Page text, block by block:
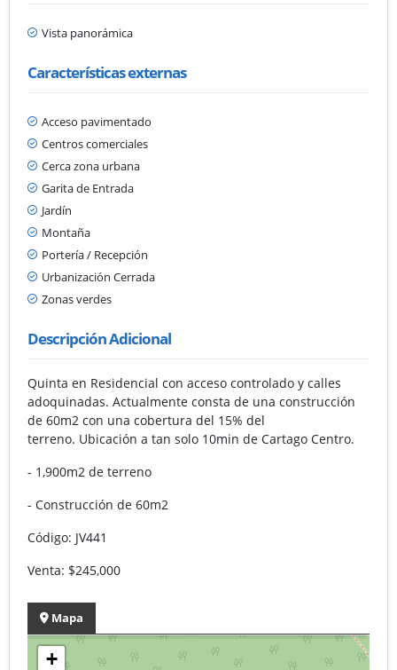
Vista panorámica
Características externas
Acceso pavimentado
Centros comerciales
Cerca zona urbana
Garita de Entrada
Jardín
Montaña
Portería / Recepción
Urbanización Cerrada
Zonas verdes
Descripción Adicional
Quinta en Residencial con acceso controlado y calles
adoquinadas. Actualmente consta de una construcción
de 60m2 con una cobertura del 15% del
terreno. Ubicación a tan solo 10min de Cartago Centro.
- 1,900m2 de terreno
- Construcción de 60m2
Código: JV441
Venta: $245,000
Mapa
+